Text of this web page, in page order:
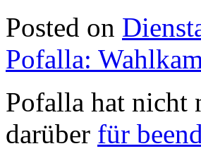
Posted on
Pofalla:
Pofalla hat nicht
darüber für